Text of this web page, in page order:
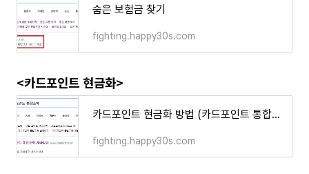
숨은 보험금 찾기
fighting.happy30s.com
<카드포인트 현금화>
카드포인트 현금화 방법 (카드포인트 통합조회)
fighting.happy30s.com